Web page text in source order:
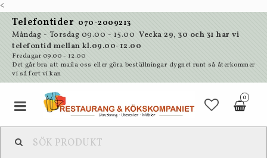
<
Telefontider 070-2009213
Måndag - Torsdag 09.00 - 15.00 Vecka 29, 30 och 31 har vi
telefontid mellan kl.09.00-12.00
Fredagar 09.00 - 12.00
Det går bra att maila oss eller göra beställningar dygnet runt så återkommer
vi så fort vi kan
0